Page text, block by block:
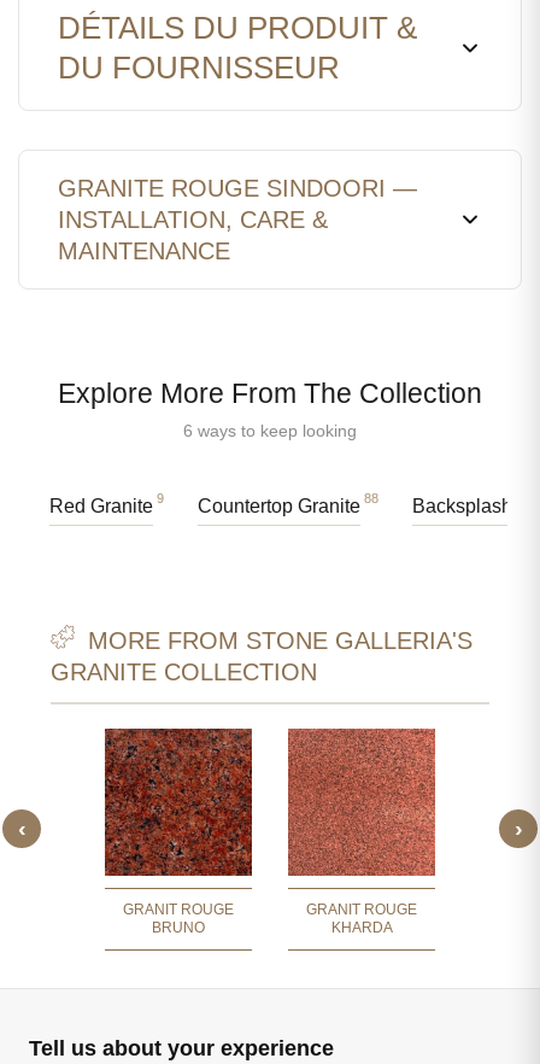
DÉTAILS DU PRODUIT &
DU FOURNISSEUR
GRANITE ROUGE SINDOORI —
INSTALLATION, CARE &
MAINTENANCE
Explore More From The Collection
6 ways to keep looking
Red Granite 9 Countertop Granite 88 Backsplash
MORE FROM STONE GALLERIA'S
GRANITE COLLECTION
‹
GRANIT ROUGE
BRUNO
GRANIT ROUGE
KHARDA
›
Tell us about your experience